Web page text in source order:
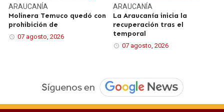
ARAUCANÍA
Molinera Temuco quedó con
prohibición de
07 agosto, 2026
ARAUCANÍA
La Araucanía inicia la
recuperación tras el
temporal
07 agosto, 2026